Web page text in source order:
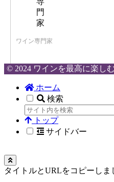
ワイン専門家
© 2024 ワインを最高に楽し
ホーム
検索
トップ
サイドバー
タイトルとURLをコピーしま